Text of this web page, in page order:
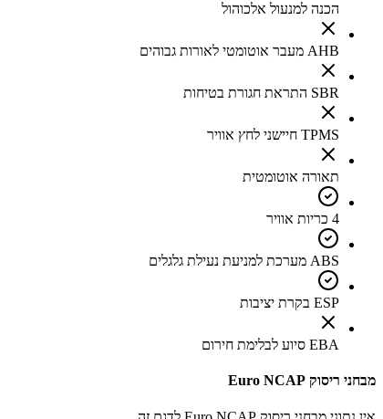
הכנה למנעול אלכוהול
AHB מעבר אוטומטי לאורות גבוהים
SBR התראת חגורת בטיחות
TPMS חיישני לחץ אוויר
תאורה אוטומטית
4 כריות אוויר
ABS מערכת למניעת נעילת גלגלים
ESP בקרת יציבות
EBA סיוע לבלימת חירום
מבחני ריסוק Euro NCAP